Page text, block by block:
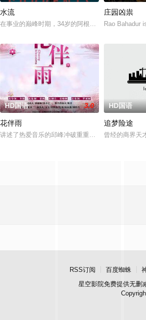
身”——因瘫痪等原因已无恢复可能的四肢——的
水流
在事业的巅峰时期，34岁的阿根廷造型师丽娜在瑞
庄园凶祟
Rao Bahadur
川省第十一届党代表、第十二届中华慈善奖最具
HD国语 3.0
花伴雨
讲述了热爱音乐的邱峰冲破重重阻力，克服种种困
HD国语
追梦险途
曾经的商界天
RSS订阅 百度蜘蛛
星空影院免费提供无删